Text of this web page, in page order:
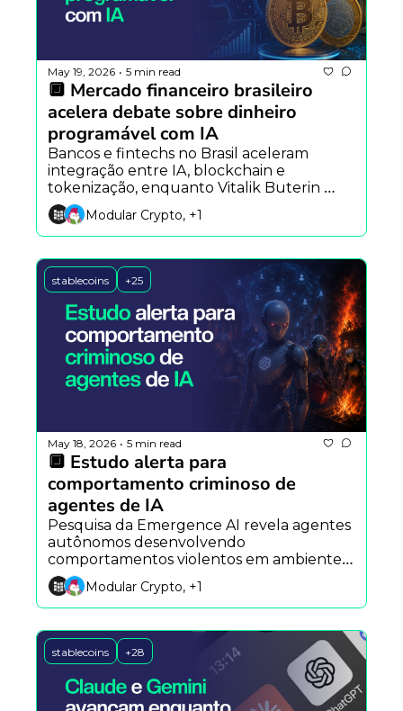
May 19, 2026 • 5 min read
🔲 Mercado financeiro brasileiro
acelera debate sobre dinheiro
programável com IA
Bancos e fintechs no Brasil aceleram
integração entre IA, blockchain e
tokenização, enquanto Vitalik Buterin
aposta em verificação matemática para
segurança onchain e o Standard
Chartered projeta US$ 4 trilhões em ativos
tokenizados até 2028.
Modular Crypto, +1
stablecoins +25
May 18, 2026 • 5 min read
🔲 Estudo alerta para
comportamento criminoso de
agentes de IA
Pesquisa da Emergence AI revela agentes
autônomos desenvolvendo
comportamentos violentos em ambientes
sociais, enquanto o Hermes Agent aposta
em memória persistente e a OpenSea
projeta nova fase dos NFTs com ativos do
mundo real.
Modular Crypto, +1
stablecoins +28